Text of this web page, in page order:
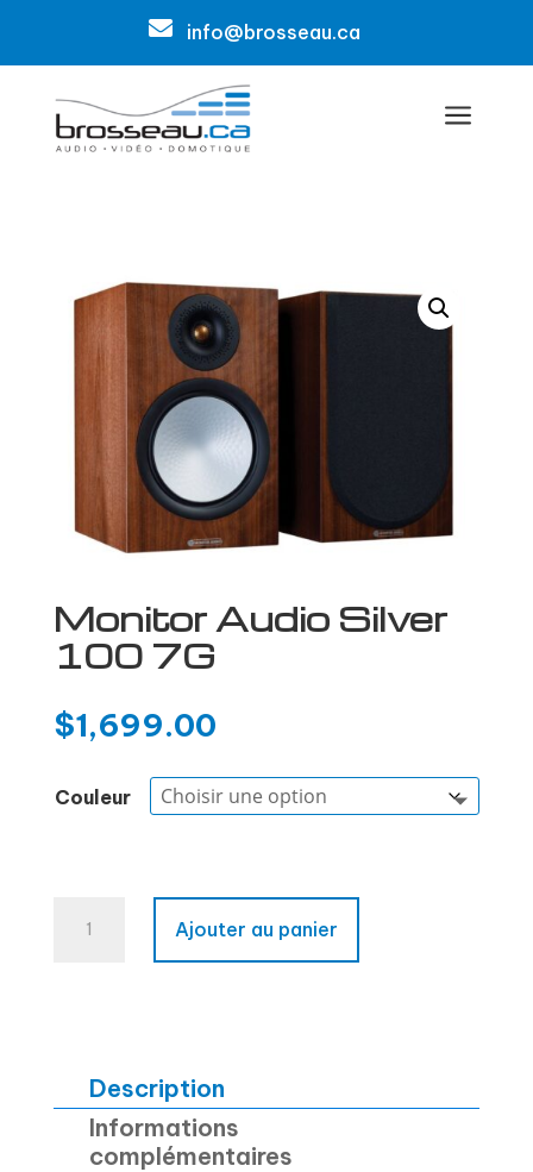
 info@brosseau.ca
a
Monitor Audio Silver
100 7G
$1,699.00
Couleur
7G
Ajouter au panier
Description
Informations
complémentaires